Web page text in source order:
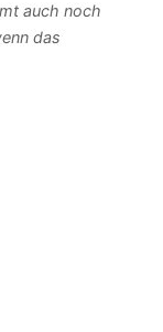
auch noch
das